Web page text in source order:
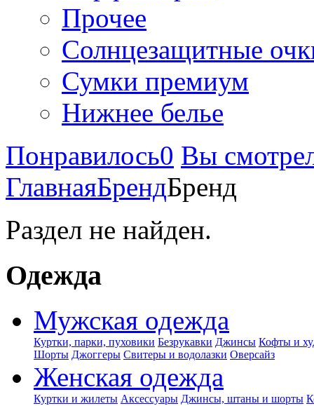
Прочее
Солнцезащитные
Сумки премиум
Нижнее белье
Понравилось0 Вы
ГлавнаяБрендБренд
Раздел не найден.
Одежда
Мужская одежда
Куртки, парки, пуховики Безрукавки Джинсы Кофты и
Шорты Джоггеры Свитеры и водолазки Оверсайз
Женская одежда
Куртки и жилеты Аксессуары Джинсы, штаны и шорты